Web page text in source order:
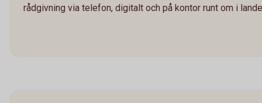
rådgivning via telefon, digitalt och på kontor runt om i